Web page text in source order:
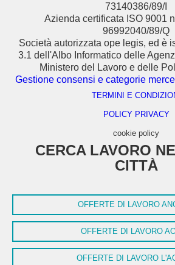
73140386/89/I
Azienda certificata ISO 9001
96992040/89/Q
Società autorizzata ope legis, ed è
3.1 dell'Albo Informatico delle
Ministero del Lavoro e delle
Gestione consensi e categorie
TERMINI E
POLICY PRIVACY
cookie policy
CERCA LAVORO
CITTÀ
OFFERTE DI LAVORO
OFFERTE DI LAVORO
OFFERTE DI LAVORO